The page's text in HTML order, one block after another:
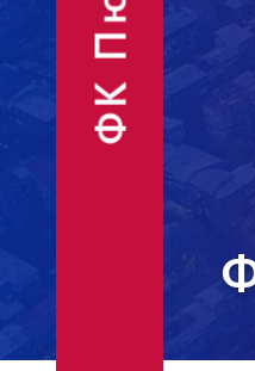
Финансовые
отчёты
Объявления